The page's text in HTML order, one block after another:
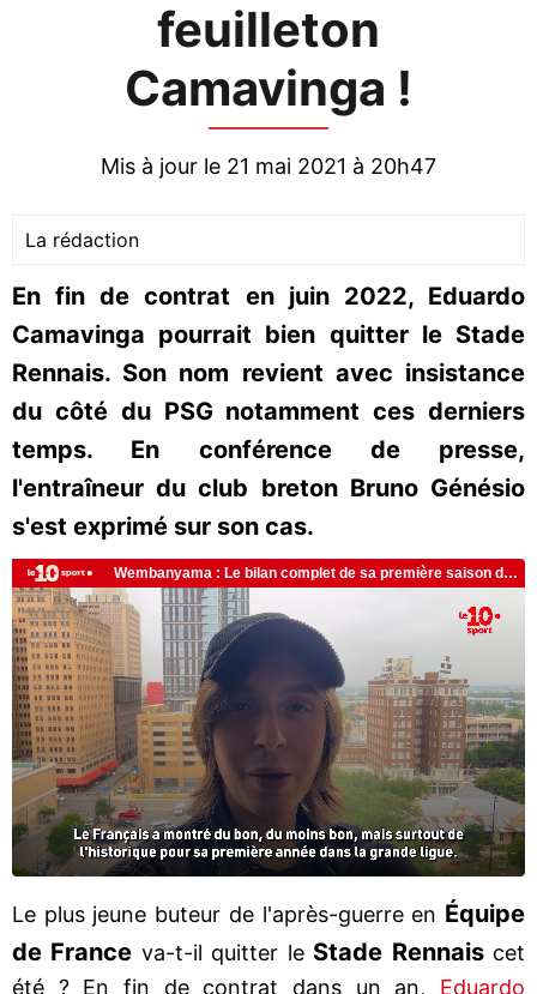
feuilleton
Camavinga !
Mis à jour le 21 mai 2021 à 20h47
La rédaction
En fin de contrat en juin 2022, Eduardo
Camavinga pourrait bien quitter le Stade
Rennais. Son nom revient avec insistance
du côté du PSG notamment ces derniers
temps. En conférence de presse,
l'entraîneur du club breton Bruno Génésio
s'est exprimé sur son cas.
Le plus jeune buteur de l'après-guerre en Équipe
de France va-t-il quitter le Stade Rennaiscet
été ? En fin de contrat dans un an, Eduardo